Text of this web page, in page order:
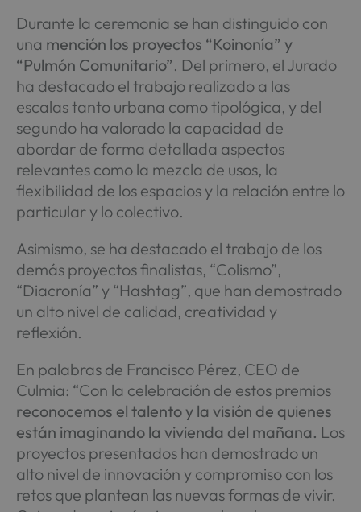
Durante la ceremonia se han distinguido con
una mención los proyectos “Koinonía” y
“Pulmón Comunitario”. Del primero, el Jurado
ha destacado el trabajo realizado a las
escalas tanto urbana como tipológica, y del
segundo ha valorado la capacidad de
abordar de forma detallada aspectos
relevantes como la mezcla de usos, la
flexibilidad de los espacios y la relación entre lo
particular y lo colectivo.
Asimismo, se ha destacado el trabajo de los
demás proyectos finalistas, “Colismo”,
“Diacronía” y “Hashtag”, que han demostrado
un alto nivel de calidad, creatividad y
reflexión.
En palabras de Francisco Pérez, CEO de
Culmia: “Con la celebración de estos premios
reconocemos el talento y la visión de quienes
están imaginando la vivienda del mañana. Los
proyectos presentados han demostrado un
alto nivel de innovación y compromiso con los
retos que plantean las nuevas formas de vivir.